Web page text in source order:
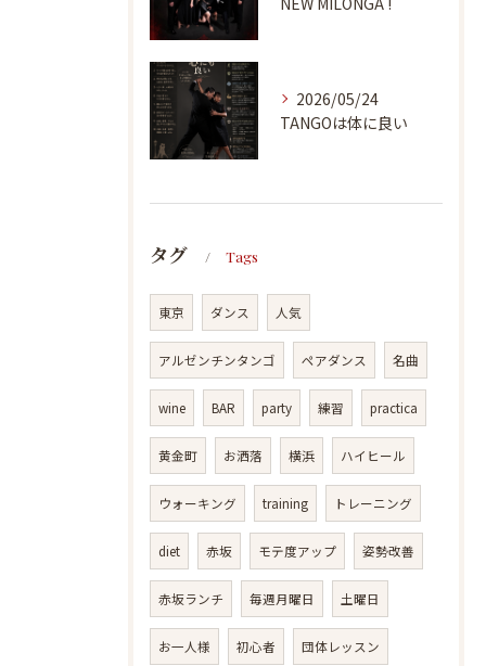
2026/05/24
TANGOは体に良い
タグ Tags
東京 ダンス 人気
アルゼンチンタンゴ ペアダンス 名曲
wine BAR party 練習 practica
黄金町 お洒落 横浜 ハイヒール
ウォーキング training トレーニング
diet 赤坂 モテ度アップ 姿勢改善
赤坂ランチ 毎週月曜日 土曜日
お一人様 初心者 団体レッスン